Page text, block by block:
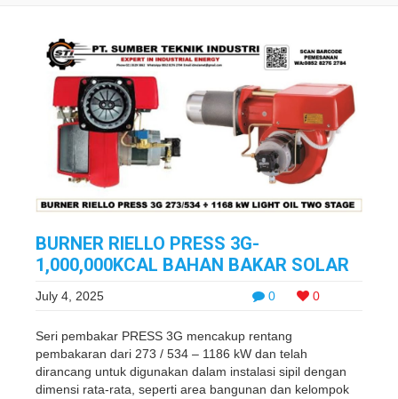
BURNER RIELLO PRESS 3G-
1,000,000KCAL BAHAN BAKAR SOLAR
0 0
July 4, 2025
Seri pembakar PRESS 3G mencakup rentang
pembakaran dari 273 / 534 – 1186 kW dan telah
dirancang untuk digunakan dalam instalasi sipil dengan
dimensi rata-rata, seperti area bangunan dan kelompok